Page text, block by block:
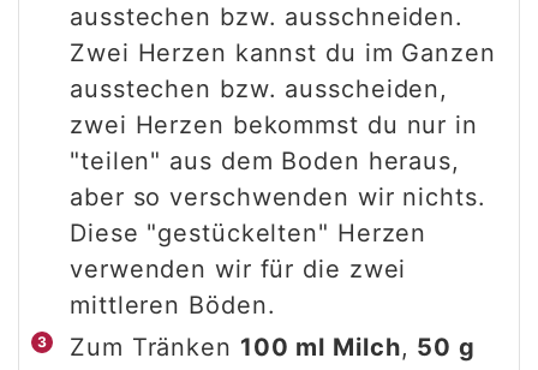
ausstechen bzw. ausschneiden.
Zwei Herzen kannst du im Ganzen
ausstechen bzw. ausscheiden,
zwei Herzen bekommst du nur in
"teilen" aus dem Boden heraus,
aber so verschwenden wir nichts.
Diese "gestückelten" Herzen
verwenden wir für die zwei
mittleren Böden.
Zum Tränken 100 ml Milch, 50 g